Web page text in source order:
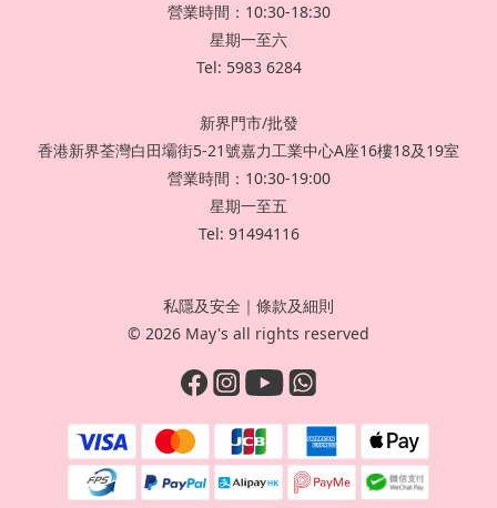
營業時間：10:30-18:30
星期一至六
Tel: 5983 6284
新界門市/批發
香港新界荃灣白田壩街5-21號嘉力工業中心A座16樓18及19室
營業時間：10:30-19:00
星期一至五
Tel: 91494116
私隱及安全 ｜ 條款及細則
© 2026 May's all rights reserved